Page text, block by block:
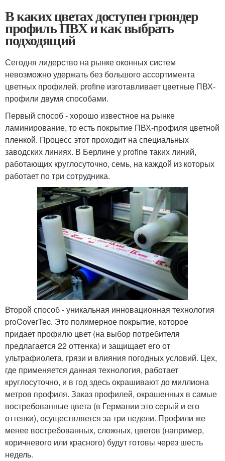
В каких цветах доступен грюндер
профиль ПВХ и как выбрать
подходящий
Сегодня лидерство на рынке оконных систем
невозможно удержать без большого ассортимента
цветных профилей. profine изготавливает цветные ПВХ-
профили двумя способами.
Первый способ - хорошо известное на рынке
ламинирование, то есть покрытие ПВХ-профиля цветной
пленкой. Процесс этот проходит на специальных
заводских линиях. В Берлине у profine таких линий,
работающих круглосуточно, семь, на каждой из которых
работает по три сотрудника.
Второй способ - уникальная инновационная технология
proCoverTec. Это полимерное покрытие, которое
придает профилю цвет (на выбор потребителя
предлагается 22 оттенка) и защищает его от
ультрафиолета, грязи и влияния погодных условий. Цех,
где применяется данная технология, работает
круглосуточно, и в год здесь окрашивают до миллиона
метров профиля. Заказ профилей, окрашенных в самые
востребованные цвета (в Германии это серый и его
оттенки), осуществляется за три недели. Профили же
менее востребованных, сложных, цветов (например,
коричневого или красного) будут готовы через шесть
недель.